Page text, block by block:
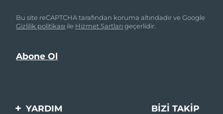
Bu site reCAPTCHA tarafından koruma altındadır ve Google
Gizlilik politikası ile Hizmet Şartlarıgeçerlidir.
YARDIM
BIZI TAKIP